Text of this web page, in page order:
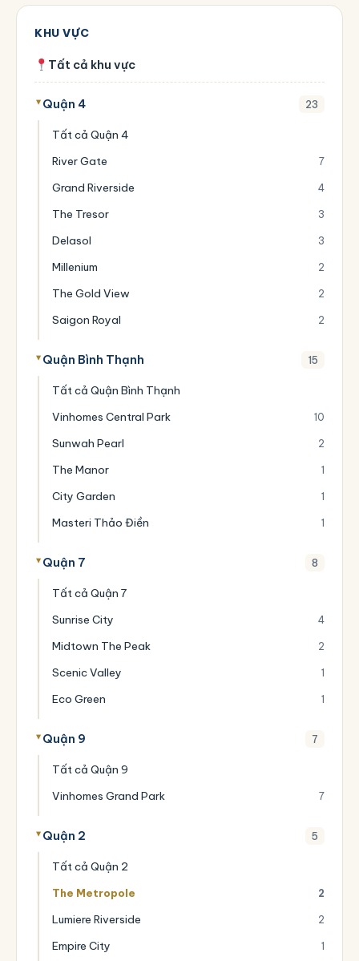
KHU VỰC
Tất cả khu vực
Quận 4 23
Tất cả Quận 4
River Gate
7
Grand Riverside 4
The Tresor 3
Delasol 3
Millenium 2
The Gold View 2
Saigon Royal 2
Quận Bình Thạnh 15
Tất cả Quận Bình Thạnh
Vinhomes Central Park
10
Sunwah Pearl 2
The Manor 1
City Garden 1
Masteri Thảo Điền 1
Quận 7 8
Tất cả Quận 7
Sunrise City
4
Midtown The Peak 2
Scenic Valley 1
Eco Green 1
Quận 9 7
Tất cả Quận 9
Vinhomes Grand Park
7
Quận 2 5
Tất cả Quận 2
The Metropole
2
Lumiere Riverside 2
Empire City 1